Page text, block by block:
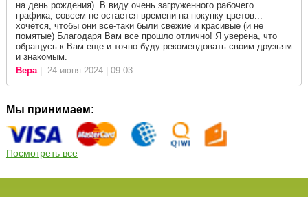
на день рождения). В виду очень загруженного рабочего
графика, совсем не остается времени на покупку цветов...
хочется, чтобы они все-таки были свежие и красивые (и не
помятые) Благодаря Вам все прошло отлично! Я уверена, что
обращусь к Вам еще и точно буду рекомендовать своим друзьям
и знакомым.
Вера| 24 июня 2024 | 09:03
Мы принимаем:
Посмотреть все